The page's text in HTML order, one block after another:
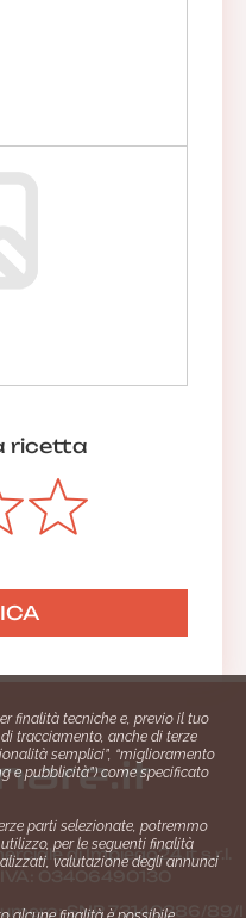
ricetta
di Impiego24.it s.r.l.
03406490130
SNR 73140386/89/I
finalità tecniche e, previo il tuo
tracciamento, anche di terze
semplici”, “miglioramento
e pubblicità”) come specificato
parti selezionate, potremmo
per le seguenti finalità
valutazione degli annunci